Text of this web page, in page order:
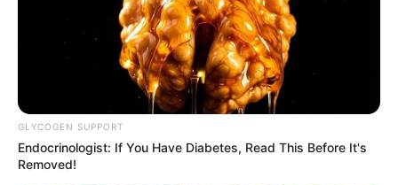
GLYCOGEN SUPPORT
Endocrinologist: If You Have Diabetes, Read This Before It's
Removed!